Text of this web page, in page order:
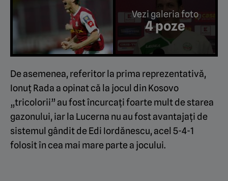
Vezi galeria foto
4 poze
De asemenea, referitor la prima reprezentativă,
Ionuț Rada a opinat că la jocul din Kosovo
„tricolorii” au fost încurcați foarte mult de starea
gazonului, iar la Lucerna nu au fost avantajați de
sistemul gândit de Edi Iordănescu, acel 5-4-1
folosit în cea mai mare parte a jocului.